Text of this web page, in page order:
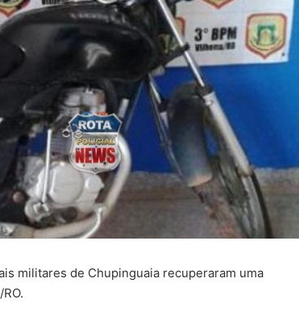
militares de Chupinguaia recuperaram uma